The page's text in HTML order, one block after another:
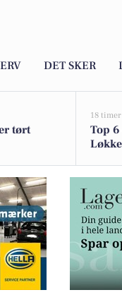
DET SKER
tørt
18 timer
Top